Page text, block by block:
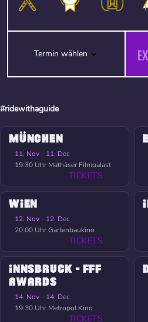
Termin wählen
#ridewithaguide
MÜNCHEN
11. Nov - 11. Dec
19:30 Uhr Mathäser Filmpalast
TICKETS
WIEN
12. Nov - 12. Dec
20:00 UhrGartenbaukino
TICKETS
INNSBRUCK - FFF
AWARDS
14. Nov - 14. Dec
19:30 Uhr Metropol Kino
TICKETS